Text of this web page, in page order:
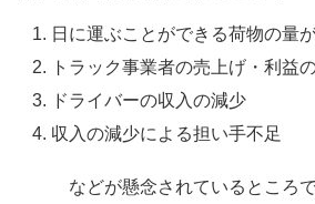
日に運ぶことができる荷物の量
トラック事業者の売上げ・利益
ドライバーの収入の減少
収入の減少による担い手不足
などが懸念されているところで